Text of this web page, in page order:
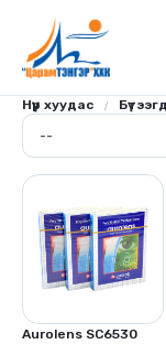
Нүүр хуудас
Aurolens SC6530